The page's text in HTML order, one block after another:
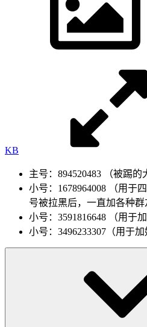
KB
主号：894520483 （被踢的
小号：1678964008 （用于
号被拉黑后，一直加各种群
小号：3591816648 （用于
小号：3496233307（用于加